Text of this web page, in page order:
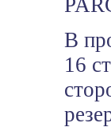
В
16